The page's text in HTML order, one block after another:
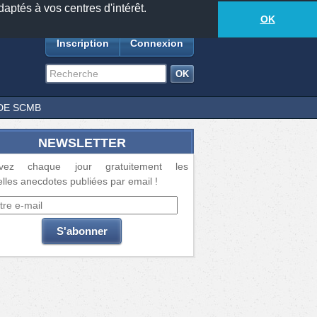
à vos centres d'intérêt.
OK
18885anecdotes-364lecteurs connectés
Inscription Connexion
SCMB
NEWSLETTER
chaque jour gratuitement les
anecdotes publiées par email !